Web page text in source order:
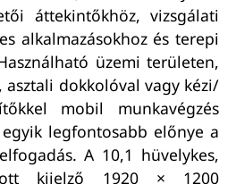
áttekintőkhöz, vizsgálati
alkalmazásokhoz és terepi
üzemi területen,
asztali dokkolóval vagy kézi/
mobil munkavégzés
egyik legfontosabb előnye a
A 10,1 hüvelykes,
kijelző 1920 × 1200